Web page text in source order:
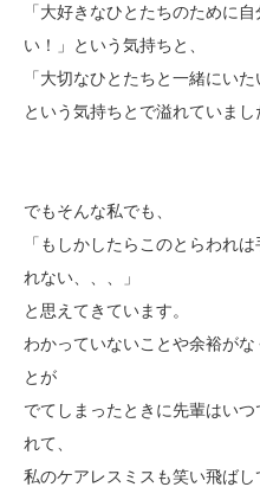
「大好きなひとたちのために
い！」という気持ちと、
「大切なひとたちと一緒にい
という気持ちとで溢れていまし
でもそんな私でも、
「もしかしたらこのとらわれ
れない、、、」
と思えてきています。
わかっていないことや余裕が
とが
でてしまったときに先輩はい
れて、
私のケアレスミスも笑い飛ばし